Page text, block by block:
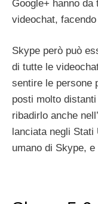
Google+ hanno
videochat,
Skype però può
di tutte le
sentire le persone
posti molto
ribadirlo anche
lanciata negli
umano di Skype,